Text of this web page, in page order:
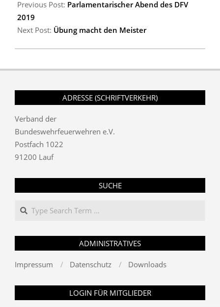
10-
25
Previous Post: Parlamentarischer Abend des DFV
2019
Next Post: Übung macht den Meister
ADRESSE (SCHRIFTVERKEHR)
Verband der
Bundeswehrfeuerwehren e.V.
Postfach 1022
91200 Lauf
SUCHE
Search
ADMINISTRATIVES
Impressum Datenschutz Downloads
LOGIN FÜR MITGLIEDER